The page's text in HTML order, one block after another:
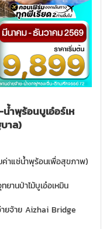
น้ำพุร้อนบูเอ๋อร์เห
าล)
ค่าแช่น้ำพุร้อนเพื่อสุขภาพ)
ยานป่าไม้บูเอ๋อเหมิน
ยจ้าย Aizhai Bridge